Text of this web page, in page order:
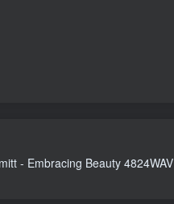
- Embracing Beauty 4824WAV